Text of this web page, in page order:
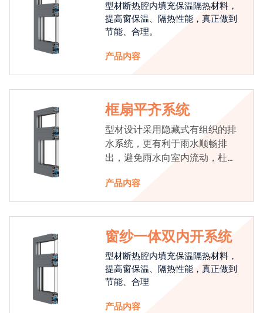
型材断热腔内填充保温隔热材料，
提高窗保温、隔热性能，真正做到
节能、合理。
产品内容
框扇平齐系统
型材设计采用隐藏式有组织的排
水系统，更有利于雨水顺畅排
出，避免雨水向室内流动，杜绝
产品内容
窗纱一体双内开系统
型材断热腔内填充保温隔热材料，
提高窗保温、隔热性能，真正做到
节能、合理
产品内容